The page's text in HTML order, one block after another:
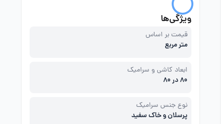
ویژگی‌ها
قیمت بر اساس
متر مربع
ابعاد کاشی و سرامیک
80 در 80
نوع جنس سرامیک
پرسلان و خاک سفید